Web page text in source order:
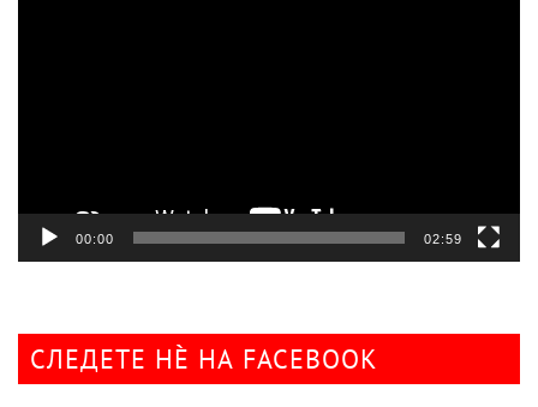
00:00 02:59
СЛЕДЕТЕ НÈ НА FACEBOOK